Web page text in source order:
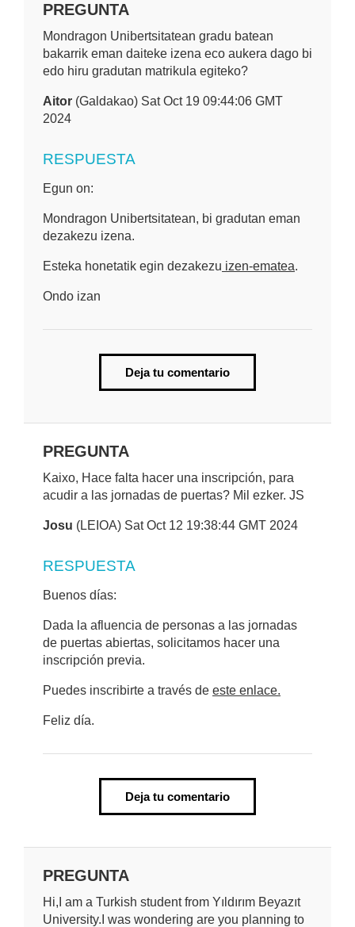
PREGUNTA
Mondragon Unibertsitatean gradu batean
bakarrik eman daiteke izena eco aukera dago bi
edo hiru gradutan matrikula egiteko?
Aitor (Galdakao) Sat Oct 19 09:44:06 GMT
2024
RESPUESTA
Egun on:
Mondragon Unibertsitatean, bi gradutan eman
dezakezu izena.
Esteka honetatik egin dezakezu izen-ematea.
Ondo izan
Deja tu comentario
PREGUNTA
Kaixo, Hace falta hacer una inscripción, para
acudir a las jornadas de puertas? Mil ezker. JS
Josu (LEIOA) Sat Oct 12 19:38:44 GMT 2024
RESPUESTA
Buenos días:
Dada la afluencia de personas a las jornadas
de puertas abiertas, solicitamos hacer una
inscripción previa.
Puedes inscribirte a través de este enlace.
Feliz día.
Deja tu comentario
PREGUNTA
Hi,I am a Turkish student from Yıldırım Beyazıt
University.I was wondering are you planning to